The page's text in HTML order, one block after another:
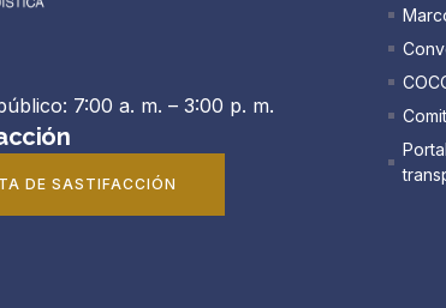
7:00 a. m. – 3:00 p. m.
DE SASTIFACCIÓN